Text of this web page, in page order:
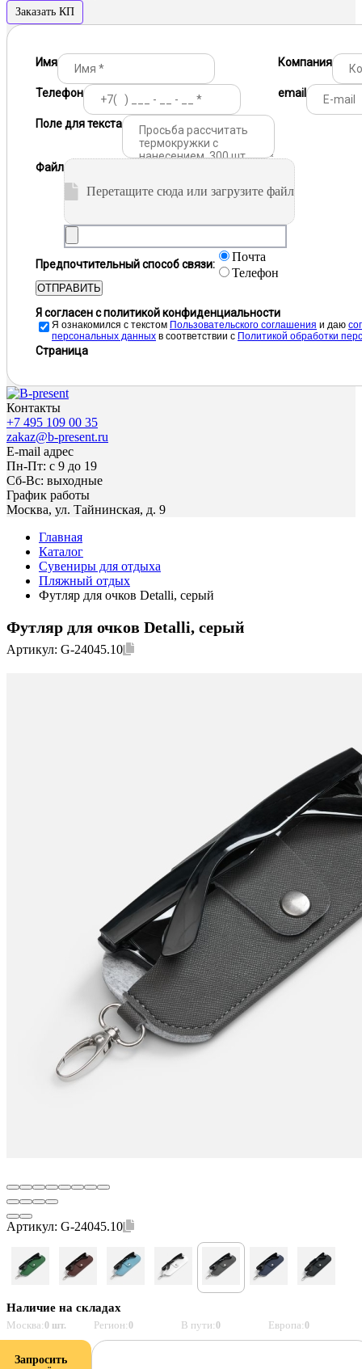
Заказать КП
Имя Компания
Телефон email
Поле для текста
Файл
Перетащите сюда или загрузите файл
Предпочтительный способ связи:
Почта
Телефон
ОТПРАВИТЬ
Я согласен с политикой конфиденциальности
Я ознакомился с текстом Пользовательского соглашения и даю
персональных данных в соответствии с Политикой обработки
Страница
Контакты
+7 495 109 00 35
zakaz@b-present.ru
E-mail адрес
Пн-Пт: с 9 до 19
Сб-Вс: выходные
График работы
Москва, ул. Тайнинская, д. 9
Главная
Каталог
Сувениры для отдыха
Пляжный отдых
Футляр для очков Detalli, серый
Футляр для очков Detalli, серый
Артикул: G-24045.10
Артикул: G-24045.10
Наличие на складах
Москва:0 шт. Регион:0 В пути:0 Европа:0
Запросить